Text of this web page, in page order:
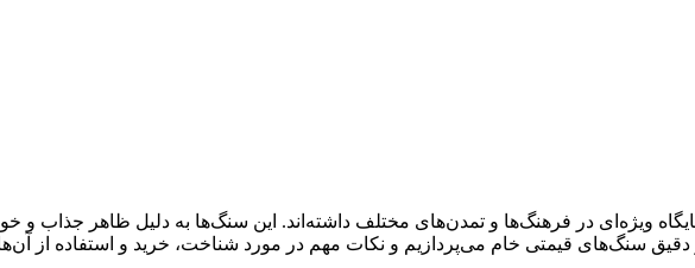
ویژه‌ای در فرهنگ‌ها و تمدن‌های مختلف داشته‌اند. این سنگ‌ها به دلیل ظاهر جذاب و
سنگ‌های قیمتی خام می‌پردازیم و نکات مهم در مورد شناخت، خرید و استفاده از آن‌ها